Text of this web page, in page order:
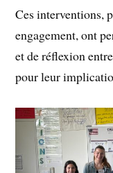
Ces interventions,
engagement, ont
et de réflexion
pour leur